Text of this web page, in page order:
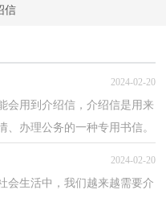
信
2024-02-20
会用到介绍信，介绍信是用来
办理公务的一种专用书信。
编为大家收集...
2024-02-20
会生活中，我们越来越需要介